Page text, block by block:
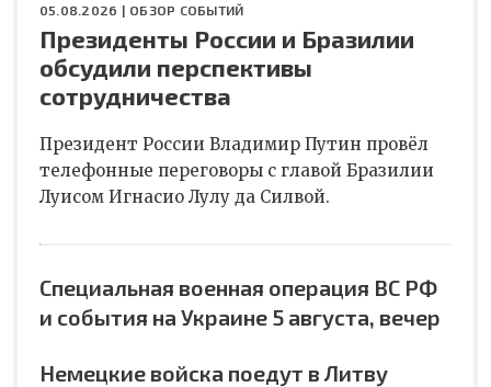
05.08.2026 | ОБЗОР СОБЫТИЙ
Президенты России и Бразилии
обсудили перспективы
сотрудничества
Президент России Владимир Путин провёл
телефонные переговоры с главой Бразилии
Луисом Игнасио Лулу да Силвой.
Специальная военная операция ВС РФ
и события на Украине 5 августа, вечер
Немецкие войска поедут в Литву